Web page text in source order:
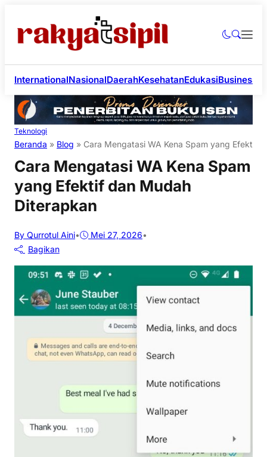
InternationalNasionalDaerahKesehatanEdukasiBusiness
Teknologi
Beranda » Blog » Cara Mengatasi WA Kena Spam yang Efektif
Cara Mengatasi WA Kena Spam
yang Efektif dan Mudah
Diterapkan
By Qurrotul Aini• Mei 27, 2026•
Bagikan